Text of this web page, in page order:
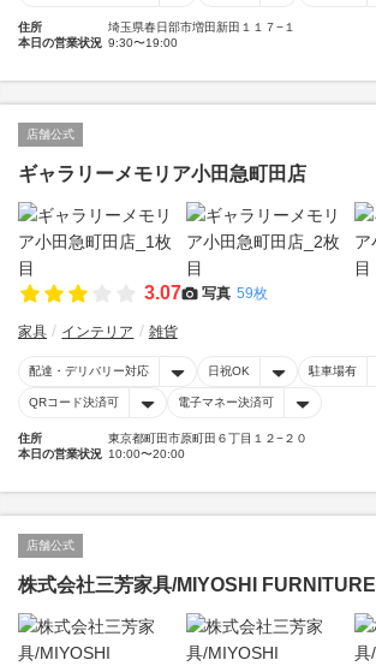
住所
埼玉県春日部市増田新田１１７−１
本日の営業状況 9:30〜19:00
店舗公式
ギャラリーメモリア小田急町田店
3.07 写真 59枚
家具 インテリア 雑貨
配達・デリバリー対応 日祝OK 駐車場有
QRコード決済可 電子マネー決済可
住所
東京都町田市原町田６丁目１２−２０
本日の営業状況 10:00〜20:00
店舗公式
株式会社三芳家具/MIYOSHI FURNITURE